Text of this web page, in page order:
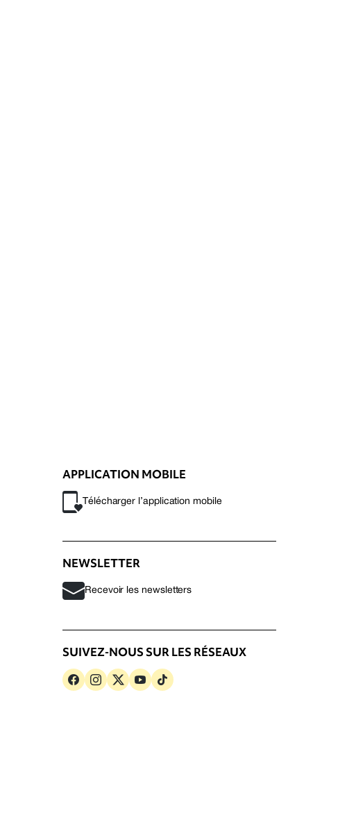
APPLICATION MOBILE
Télécharger l’application mobile
NEWSLETTER
Recevoir les newsletters
SUIVEZ-NOUS SUR LES RÉSEAUX